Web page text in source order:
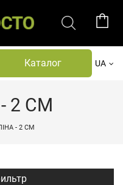
Каталог UA
- 2 СМ
- 2 СМ